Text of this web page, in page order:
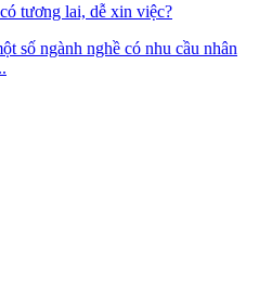
tương lai, dễ xin việc?
số ngành nghề có nhu cầu nhân